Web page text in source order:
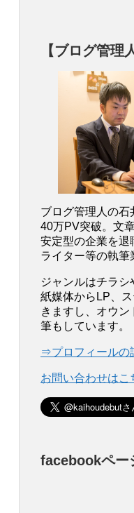
【ブログ管理
ブログ管理人の石
40万PV突破。文
安定型の企業を退
ライター等の執筆
ジャンルはチラ
紙媒体からLP、
きますし、オウ
筆もしています。
⇒プロフィールの
お問い合わせはこ
facebookペー